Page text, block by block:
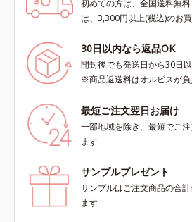
初めての方は、全国送料無
は、3,300円以上(税込)のお
30日以内なら返品OK
開封後でも発送日から30日
※商品返送料はオルビスが
最短ご注文翌日お届け
一部地域を除き、最短でご
ます
サンプルプレゼント
サンプルはご注文商品の合
ます